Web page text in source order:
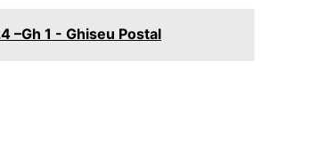
–Gh 1 - Ghiseu Postal